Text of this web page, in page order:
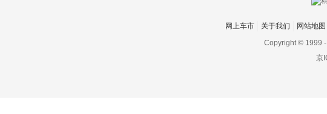
网上车市 关于我们 网站地图
Copyright © 1999 -
京